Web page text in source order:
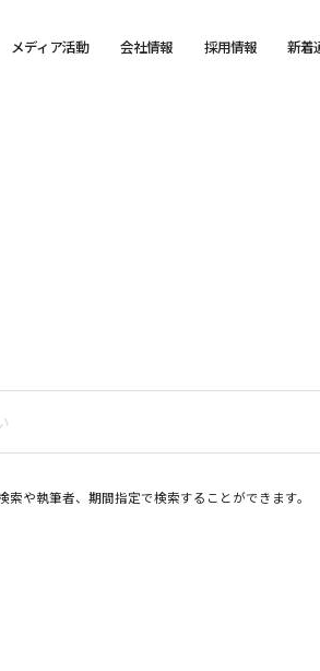
メディア活動 会社情報 採用情報 新着
索や執筆者、期間指定で検索することができます。